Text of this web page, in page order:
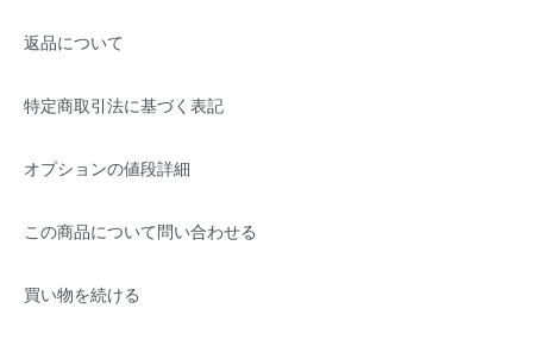
返品について
特定商取引法に基づく表記
オプションの値段詳細
この商品について問い合わせる
買い物を続ける